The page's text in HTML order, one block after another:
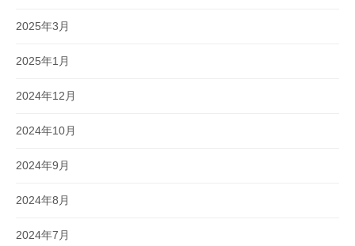
2025年3月
2025年1月
2024年12月
2024年10月
2024年9月
2024年8月
2024年7月